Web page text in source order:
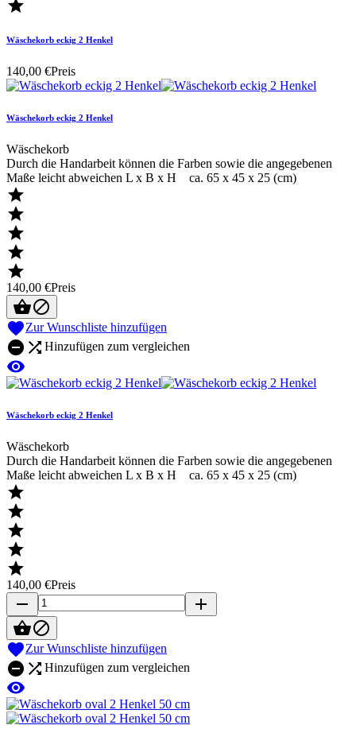

Wäschekorb eckig 2 Henkel
140,00 €Preis
Wäschekorb eckig 2 Henkel
Wäschekorb
Durch die Handarbeit können die Farben sowie die angegebenen
Maße leicht abweichen L x B x H ca. 65 x 45 x 25 (cm)





140,00 €Preis

Zur Wunschliste hinzufügen
  Hinzufügen zum vergleichen

Wäschekorb eckig 2 Henkel
Wäschekorb
Durch die Handarbeit können die Farben sowie die angegebenen
Maße leicht abweichen L x B x H ca. 65 x 45 x 25 (cm)





140,00 €Preis
remove
add

Zur Wunschliste hinzufügen
  Hinzufügen zum vergleichen
